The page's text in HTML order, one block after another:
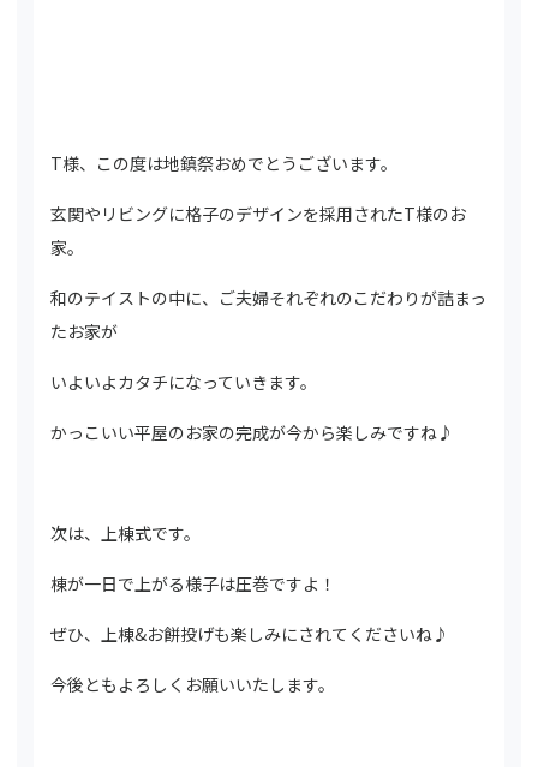
T様、この度は地鎮祭おめでとうございます。
玄関やリビングに格子のデザインを採用されたT様のお
家。
和のテイストの中に、ご夫婦それぞれのこだわりが詰まっ
たお家が
いよいよカタチになっていきます。
かっこいい平屋のお家の完成が今から楽しみですね♪
次は、上棟式です。
棟が一日で上がる様子は圧巻ですよ！
ぜひ、上棟&お餅投げも楽しみにされてくださいね♪
今後ともよろしくお願いいたします。